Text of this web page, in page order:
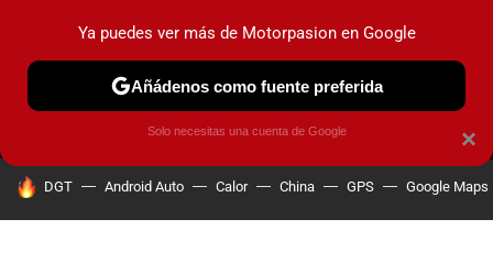
MENÚ NUEVO
COCHES ELÉCTRICOS OBSERVATORIO
HOY SE HABLA DE
DGT Android Auto Calor China GPS Google Maps
×
Ya puedes ver más de Motorpasion en Google
Añádenos como fuente preferida
Solo necesitas una cuenta de Google